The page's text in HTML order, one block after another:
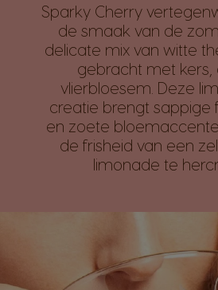
Sparky Cherry
de smaak van de
delicate mix van witte
gebracht met kers,
vlierbloesem. Deze
creatie brengt sappige
en zoete
de frisheid van een
limonade te